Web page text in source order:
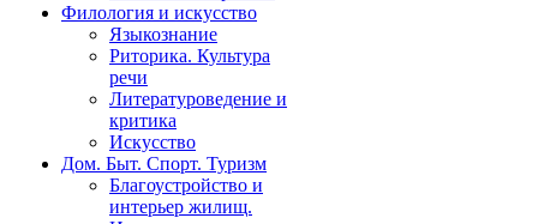
Филология и искусство
Языкознание
Риторика. Культура
речи
Литературоведение и
критика
Искусство
Дом. Быт. Спорт. Туризм
Благоустройство и
интерьер жилищ.